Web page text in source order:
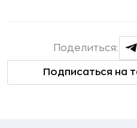
Подписаться на
Поделиться: